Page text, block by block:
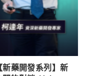
藥開發系列】新